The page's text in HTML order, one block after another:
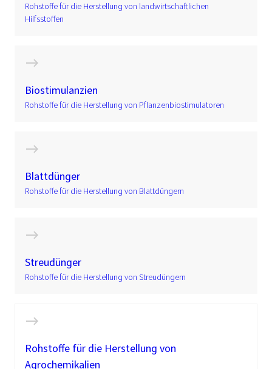
Rohstoffe für die Herstellung von landwirtschaftlichen
Hilfsstoffen
Biostimulanzien
Rohstoffe für die Herstellung von Pflanzenbiostimulatoren
Blattdünger
Rohstoffe für die Herstellung von Blattdüngern
Streudünger
Rohstoffe für die Herstellung von Streudüngern
Rohstoffe für die Herstellung von
Agrochemikalien